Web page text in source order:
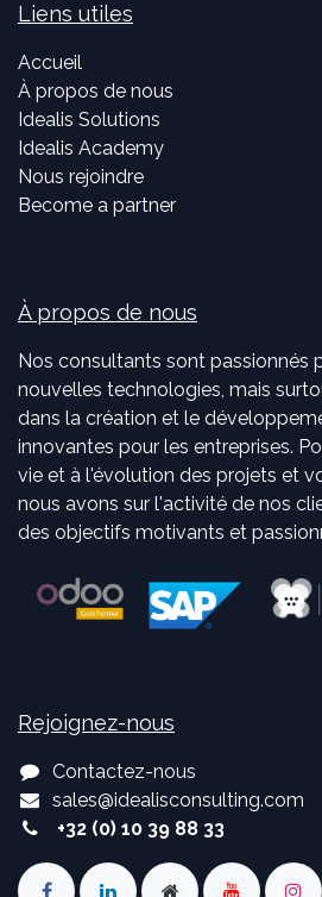
Liens utiles
Accueil
À propos de nous
Idealis Solutions
Idealis Academy
Nous rejoindre
Become a partner
À propos de nous
Nos consultants sont passionnés
nouvelles technologies, mais
dans la création et le
innovantes pour les entreprises.
vie et à l'évolution des projets et
nous avons sur l'activité de nos
des objectifs motivants et
Rejoignez-nous
Contactez-nous
sales@idealisconsulting.com
+32 (0) 10 39 88 33